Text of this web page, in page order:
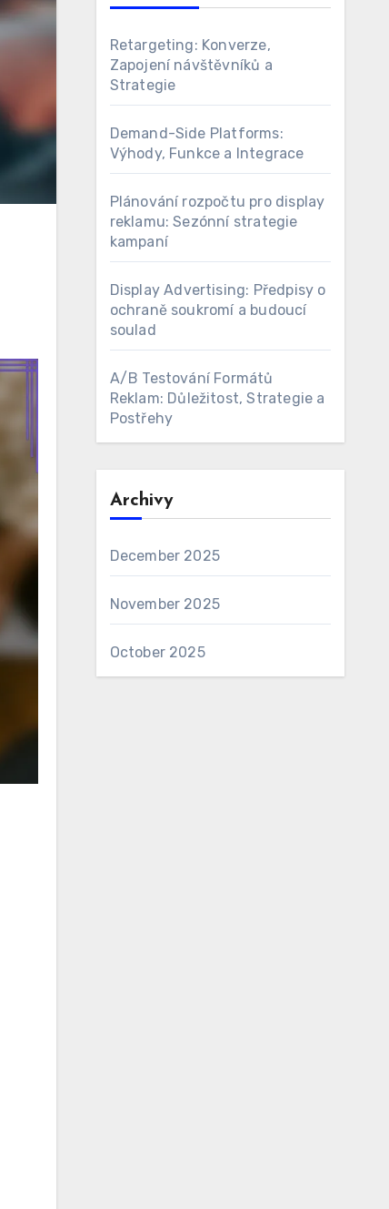
Retargeting: Konverze,
Zapojení návštěvníků a
Strategie
Demand-Side Platforms:
Výhody, Funkce a Integrace
Plánování rozpočtu pro display
reklamu: Sezónní strategie
kampaní
Display Advertising: Předpisy o
ochraně soukromí a budoucí
soulad
A/B Testování Formátů
Reklam: Důležitost, Strategie a
Postřehy
Archivy
December 2025
November 2025
October 2025